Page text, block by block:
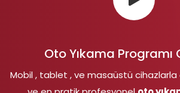
Oto Yıkama Programı
Mobil , tablet , ve masaüstü cihazlarla